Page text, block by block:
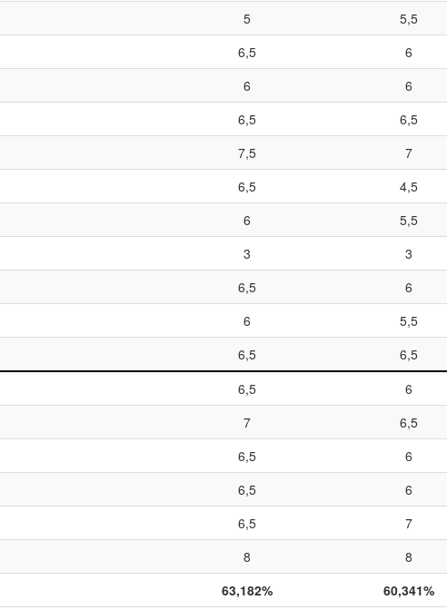
5 5,5
6,5 6
6 6
6,5 6,5
7,5 7
6,5 4,5
6 5,5
3 3
6,5 6
6 5,5
6,5 6,5
6,5 6
7 6,5
6,5 6
6,5 6
6,5 7
8 8
63,182% 60,341%